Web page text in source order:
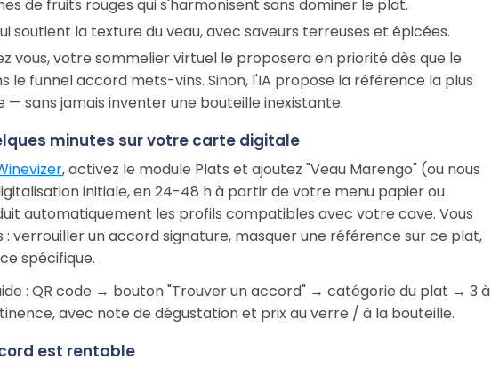
de fruits rouges qui s'harmonisent sans dominer le plat.
soutient la texture du veau, avec saveurs terreuses et épicées.
vous, votre sommelier virtuel le proposera en priorité dès que le
le funnel accord mets-vins. Sinon, l'IA propose la référence la plus
sans jamais inventer une bouteille inexistante.
minutes sur votre carte digitale
, activez le module Plats et ajoutez "Veau Marengo" (ou nous
initiale, en 24-48 h à partir de votre menu papier ou
automatiquement les profils compatibles avec votre cave. Vous
: verrouiller un accord signature, masquer une référence sur ce plat,
spécifique.
: QR code → bouton "Trouver un accord" → catégorie du plat → 3 à
avec note de dégustation et prix au verre / à la bouteille.
est rentable